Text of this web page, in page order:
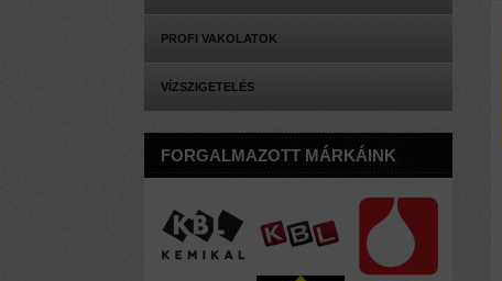
PROFI VAKOLATOK
VÍZSZIGETELÉS
FORGALMAZOTT MÁRKÁINK